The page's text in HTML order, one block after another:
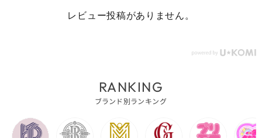
レビュー投稿がありません。
RANKING
ブランド別ランキング